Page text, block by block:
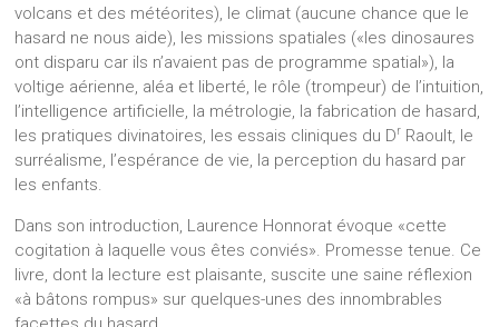
volcans et des météorites), le climat (aucune chance que le
hasard ne nous aide), les missions spatiales («les dinosaures
ont disparu car ils n’avaient pas de programme spatial»), la
voltige aérienne, aléa et liberté, le rôle (trompeur) de l’intuition,
l’intelligence artificielle, la métrologie, la fabrication de hasard,
les pratiques divinatoires, les essais cliniques du Dr Raoult, le
surréalisme, l’espérance de vie, la perception du hasard par
les enfants.
Dans son introduction, Laurence Honnorat évoque «cette
cogitation à laquelle vous êtes conviés». Promesse tenue. Ce
livre, dont la lecture est plaisante, suscite une saine réflexion
«à bâtons rompus» sur quelques-unes des innombrables